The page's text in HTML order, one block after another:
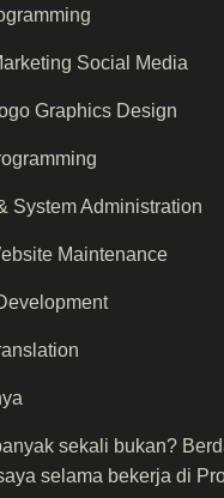
Social Media
Graphics Design
System Administration
Maintenance
sekali bukan?
selama bekerja di